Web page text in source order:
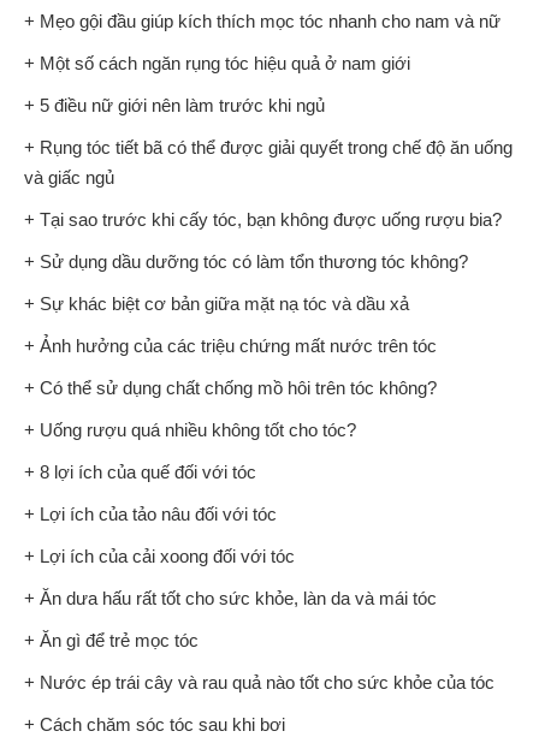
+ Mẹo gội đầu giúp kích thích mọc tóc nhanh cho nam và nữ
+ Một số cách ngăn rụng tóc hiệu quả ở nam giới
+ 5 điều nữ giới nên làm trước khi ngủ
+ Rụng tóc tiết bã có thể được giải quyết trong chế độ ăn uống
và giấc ngủ
+ Tại sao trước khi cấy tóc, bạn không được uống rượu bia?
+ Sử dụng dầu dưỡng tóc có làm tổn thương tóc không?
+ Sự khác biệt cơ bản giữa mặt nạ tóc và dầu xả
+ Ảnh hưởng của các triệu chứng mất nước trên tóc
+ Có thể sử dụng chất chống mồ hôi trên tóc không?
+ Uống rượu quá nhiều không tốt cho tóc?
+ 8 lợi ích của quế đối với tóc
+ Lợi ích của tảo nâu đối với tóc
+ Lợi ích của cải xoong đối với tóc
+ Ăn dưa hấu rất tốt cho sức khỏe, làn da và mái tóc
+ Ăn gì để trẻ mọc tóc
+ Nước ép trái cây và rau quả nào tốt cho sức khỏe của tóc
+ Cách chăm sóc tóc sau khi bơi